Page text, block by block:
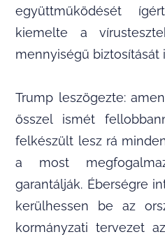
együttműködését
kiemelte a
mennyiségű biztosítását
Trump leszögezte:
ősszel ismét
felkészült lesz rá
a most
garantálják. Éberségre
kerülhessen be az
kormányzati tervezet